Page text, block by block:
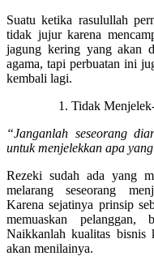
Suatu ketika rasulullah
tidak jujur karena
jagung kering yang akan
agama, tapi perbuatan ini
kembali lagi.
Tidak
“Janganlah seseorang
untuk menjelekkan apa
Rezeki sudah ada yang
melarang seseorang
Karena sejatinya prinsip
memuaskan pelanggan,
Naikkanlah kualitas bisnis
akan menilainya.